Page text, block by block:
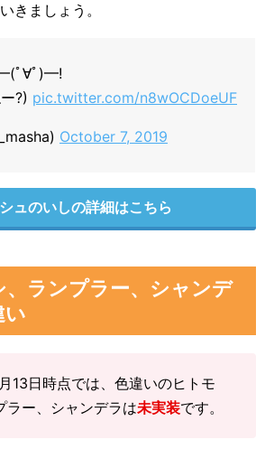
きましょう。
━(ﾟ∀ﾟ)━!
?) pic.twitter.com/n8wOCDoeUF
October 7, 2019
ュのいしの詳細はこちら
、ランプラー、シャンデ
い
13日時点では、色違いのヒトモ
ラー、シャンデラは未実装です。